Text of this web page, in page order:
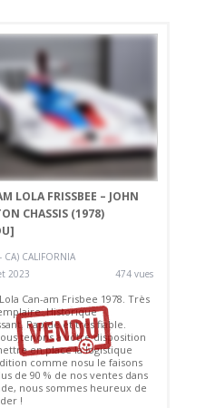
LOLA FRISSBEE – JOHN
CHASSIS (1978)
CA) CALIFORNIA
2023
474 vues
Can-am Frisbee 1978. Très
Historique
Rapide et très fiable.
tenons à votre disposition
en place la logistique
comme nosu le faisons
de 90 % de nos ventes dans
nous sommes heureux de
!